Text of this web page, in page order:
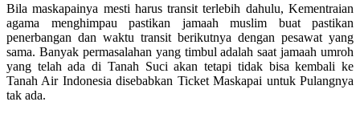
Bila maskapainya mesti harus transit terlebih dahulu, Kementraian
agama menghimpau pastikan jamaah muslim buat pastikan
penerbangan dan waktu transit berikutnya dengan pesawat yang
sama. Banyak permasalahan yang timbul adalah saat jamaah umroh
yang telah ada di Tanah Suci akan tetapi tidak bisa kembali ke
Tanah Air Indonesia disebabkan Ticket Maskapai untuk Pulangnya
tak ada.